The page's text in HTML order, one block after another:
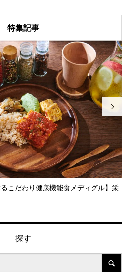
特集記事
るこだわり健康機能食メディグル】栄

探す